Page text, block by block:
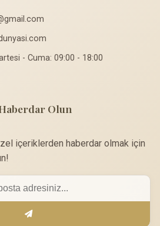
- Cuma: 09:00 - 18:00
Olun
içeriklerden haberdar olmak için